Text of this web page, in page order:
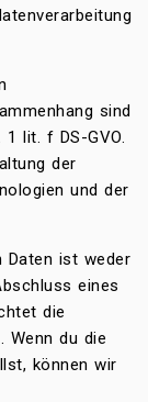
sind
lit. f DS-GVO.
der
und der
Daten ist weder
eines
die
Wenn du die
können wir